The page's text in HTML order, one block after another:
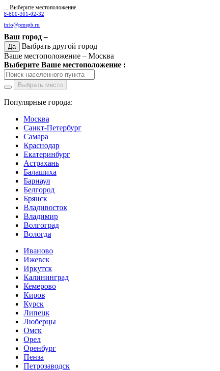
... Выберите местоположение
8-800-301-02-32
info@pmspb.ru
Ваш город –
Да
Выбрать другой город
Ваше местоположение – Москва
Выберите Ваше местоположение :
Выбрать место
Популярные города:
Москва
Санкт-Петербург
Самара
Краснодар
Екатеринбург
Астрахань
Балашиха
Барнаул
Белгород
Брянск
Владивосток
Владимир
Волгоград
Вологда
Иваново
Ижевск
Иркутск
Калининград
Кемерово
Киров
Курск
Липецк
Люберцы
Омск
Орел
Оренбург
Пенза
Петрозаводск